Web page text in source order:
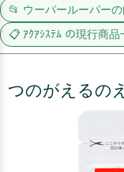
📂 ウーパールーパー
📋 ｱｸｱｼｽﾃﾑ の現行商品
つのがえるの